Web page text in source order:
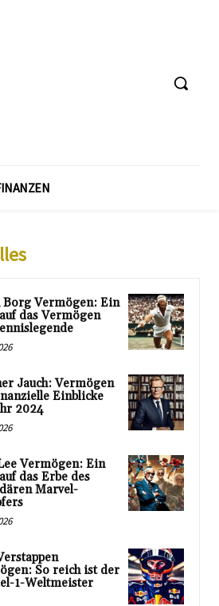
Vermögen: Ein
das Vermögen
Jauch: Vermögen
Einblicke
2024
Vermögen: Ein
das Erbe des
Marvel-
So reich ist der
1-Weltmeister